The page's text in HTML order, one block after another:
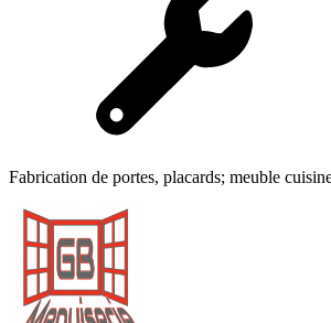
Fabrication de portes, placards; meuble